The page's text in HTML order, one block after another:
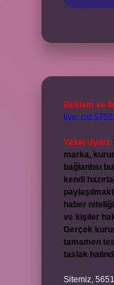
Reklam ve
Yasal Uyarı:
marka,
bağlantısı
kendi
haber
ve kişiler
Gerçek
tamamen
taslak
Sitemiz,